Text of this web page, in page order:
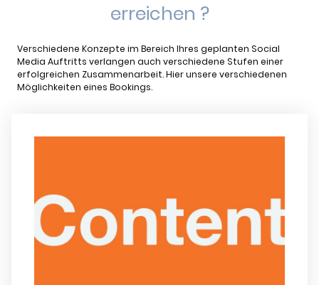
erreichen ?
Verschiedene Konzepte im Bereich Ihres geplanten Social
Media Auftritts verlangen auch verschiedene Stufen einer
erfolgreichen Zusammenarbeit. Hier unsere verschiedenen
Möglichkeiten eines Bookings.